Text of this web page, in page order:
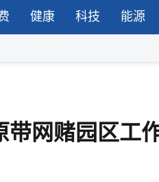
健康 科技 能源
带网赌园区工